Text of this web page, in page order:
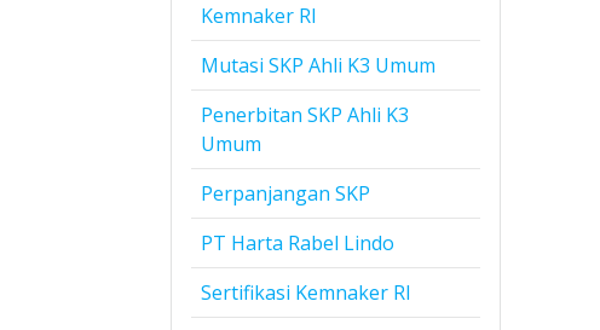
Kemnaker RI
Mutasi SKP Ahli K3 Umum
Penerbitan SKP Ahli K3
Umum
Perpanjangan SKP
PT Harta Rabel Lindo
Sertifikasi Kemnaker RI